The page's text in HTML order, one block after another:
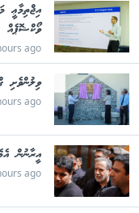
އިޖްތިމާޢީ
ވޯކްޝޮޕެއް
ago
ވިލުންވެށި ގްރާންޓް:
ago
އީރާނުން
ago